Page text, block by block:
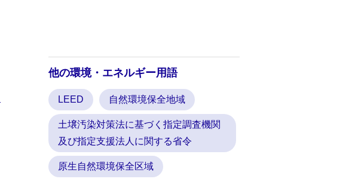
他の環境・エネルギー用語
LEED 自然環境保全地域
土壌汚染対策法に基づく指定調査機関
及び指定支援法人に関する省令
原生自然環境保全区域